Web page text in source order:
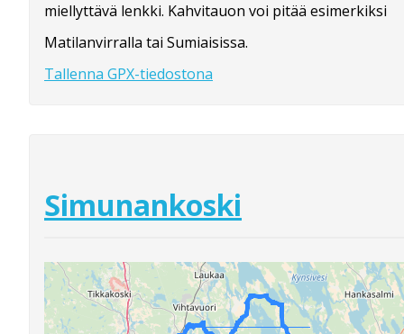
miellyttävä lenkki. Kahvitauon voi pitää esimerkiksi
Matilanvirralla tai Sumiaisissa.
Tallenna GPX-tiedostona
Simunankoski